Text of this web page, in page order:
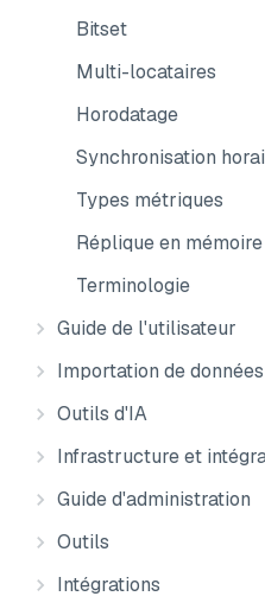
Bitset
Multi-locataires
Horodatage
Synchronisation
Types métriques
Réplique en mémoire
Terminologie
Guide de l'utilisateur
Importation de données
Outils d'IA
Infrastructure et
Guide d'administration
Outils
Intégrations